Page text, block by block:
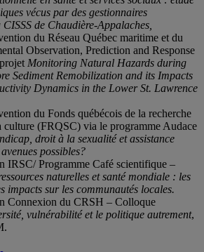
vécus par des gestionnaires
de Chaudière-Appalaches,
du Réseau Québec maritime et du
Observation, Prediction and Response
Monitoring Natural Hazards during
Sediment Remobilization and its Impacts
Dynamics in the Lower St. Lawrence
du Fonds québécois de la recherche
culture (FRQSC) via le programme Audace
droit à la sexualité et assistance
possibles?
IRSC/ Programme Café scientifique –
naturelles et santé mondiale : les
impacts sur les communautés locales.
Connexion du CRSH – Colloque
vulnérabilité et le politique autrement,